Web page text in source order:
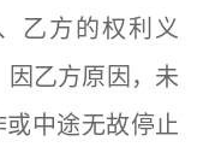
乙方的权利义
乙方原因，未
中途无故停止